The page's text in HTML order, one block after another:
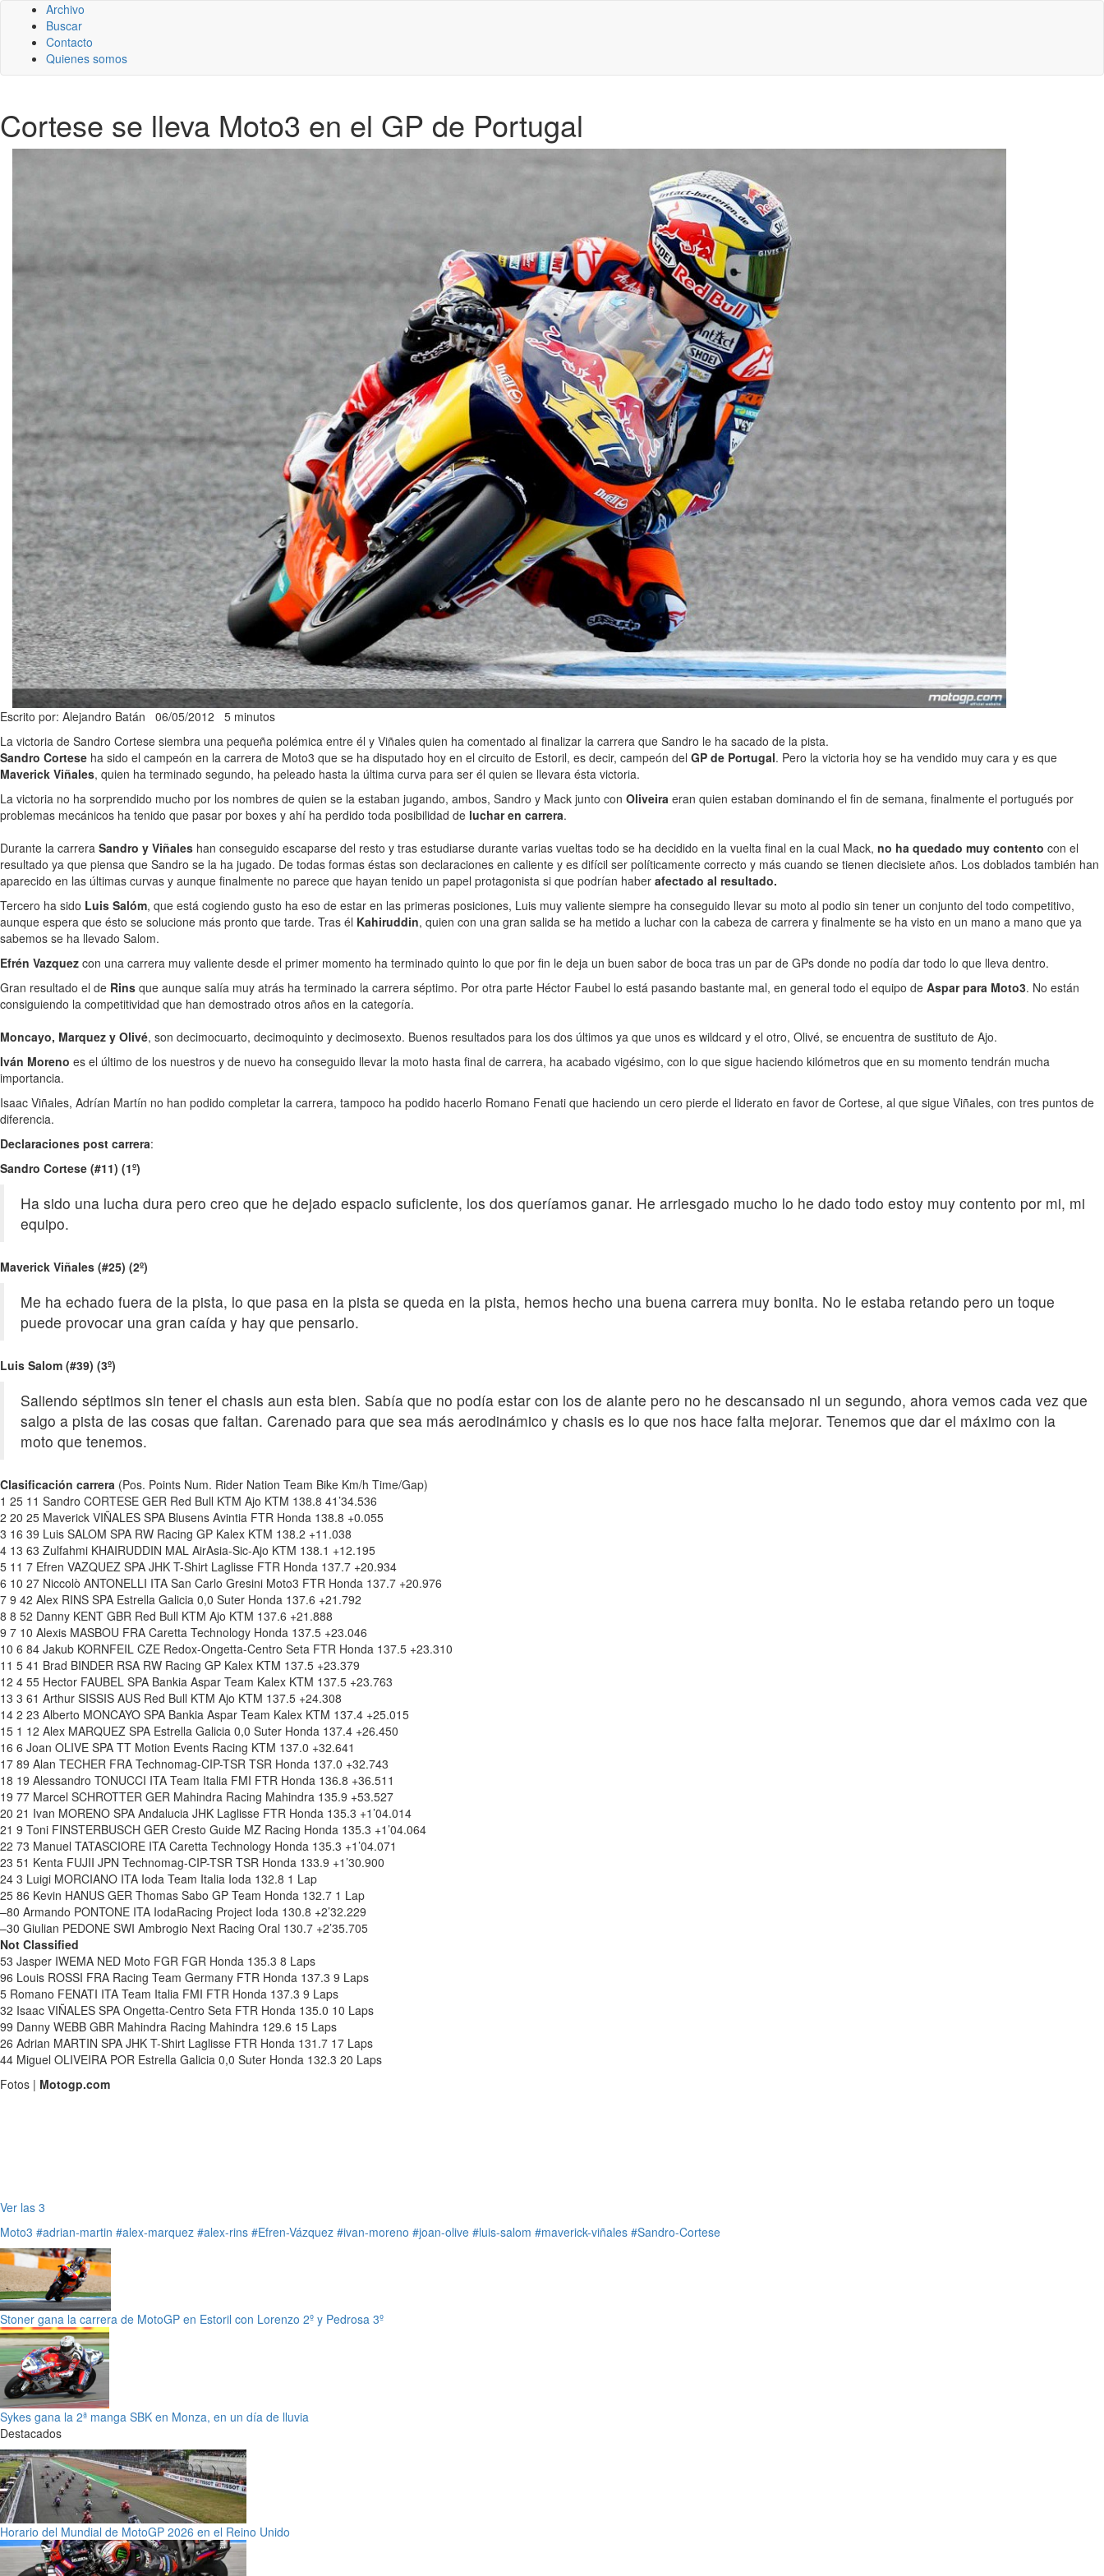
Archivo
Buscar
Contacto
Quienes somos
Cortese se lleva Moto3 en el GP de Portugal
Escrito por: Alejandro Batán 06/05/2012 5 minutos
La victoria de Sandro Cortese siembra una pequeña polémica entre él y Viñales quien ha comentado al finalizar la carrera que Sandro le ha sacado de la pista.
Sandro Cortese ha sido el campeón en la carrera de Moto3 que se ha disputado hoy en el circuito de Estoril, es decir, campeón del GP de Portugal. Pero la victoria hoy se ha vendido muy cara y es que
Maverick Viñales, quien ha terminado segundo, ha peleado hasta la última curva para ser él quien se llevara ésta victoria.
La victoria no ha sorprendido mucho por los nombres de quien se la estaban jugando, ambos, Sandro y Mack junto con Oliveira eran quien estaban dominando el fin de semana, finalmente el portugués por
problemas mecánicos ha tenido que pasar por boxes y ahí ha perdido toda posibilidad de luchar en carrera.
Durante la carrera Sandro y Viñales han conseguido escaparse del resto y tras estudiarse durante varias vueltas todo se ha decidido en la vuelta final en la cual Mack, no ha quedado muy contento con el
resultado ya que piensa que Sandro se la ha jugado. De todas formas éstas son declaraciones en caliente y es difícil ser políticamente correcto y más cuando se tienen diecisiete años. Los doblados también han
aparecido en las últimas curvas y aunque finalmente no parece que hayan tenido un papel protagonista si que podrían haber afectado al resultado.
Tercero ha sido Luis Salóm, que está cogiendo gusto ha eso de estar en las primeras posiciones, Luis muy valiente siempre ha conseguido llevar su moto al podio sin tener un conjunto del todo competitivo,
aunque espera que ésto se solucione más pronto que tarde. Tras él Kahiruddin, quien con una gran salida se ha metido a luchar con la cabeza de carrera y finalmente se ha visto en un mano a mano que ya
sabemos se ha llevado Salom.
Efrén Vazquez con una carrera muy valiente desde el primer momento ha terminado quinto lo que por fin le deja un buen sabor de boca tras un par de GPs donde no podía dar todo lo que lleva dentro.
Gran resultado el de Rins que aunque salía muy atrás ha terminado la carrera séptimo. Por otra parte Héctor Faubel lo está pasando bastante mal, en general todo el equipo de Aspar para Moto3. No están
consiguiendo la competitividad que han demostrado otros años en la categoría.
Moncayo, Marquez y Olivé, son decimocuarto, decimoquinto y decimosexto. Buenos resultados para los dos últimos ya que unos es wildcard y el otro, Olivé, se encuentra de sustituto de Ajo.
Iván Moreno es el último de los nuestros y de nuevo ha conseguido llevar la moto hasta final de carrera, ha acabado vigésimo, con lo que sigue haciendo kilómetros que en su momento tendrán mucha
importancia.
Isaac Viñales, Adrían Martín no han podido completar la carrera, tampoco ha podido hacerlo Romano Fenati que haciendo un cero pierde el liderato en favor de Cortese, al que sigue Viñales, con tres puntos de
diferencia.
Declaraciones post carrera:
Sandro Cortese (#11) (1º)
Ha sido una lucha dura pero creo que he dejado espacio suficiente, los dos queríamos ganar. He arriesgado mucho lo he dado todo estoy muy contento por mi, mi
equipo.
Maverick Viñales (#25) (2º)
Me ha echado fuera de la pista, lo que pasa en la pista se queda en la pista, hemos hecho una buena carrera muy bonita. No le estaba retando pero un toque
puede provocar una gran caída y hay que pensarlo.
Luis Salom (#39) (3º)
Saliendo séptimos sin tener el chasis aun esta bien. Sabía que no podía estar con los de alante pero no he descansado ni un segundo, ahora vemos cada vez que
salgo a pista de las cosas que faltan. Carenado para que sea más aerodinámico y chasis es lo que nos hace falta mejorar. Tenemos que dar el máximo con la
moto que tenemos.
Clasificación carrera (Pos. Points Num. Rider Nation Team Bike Km/h Time/Gap)
1 25 11 Sandro CORTESE GER Red Bull KTM Ajo KTM 138.8 41’34.536
2 20 25 Maverick VIÑALES SPA Blusens Avintia FTR Honda 138.8 +0.055
3 16 39 Luis SALOM SPA RW Racing GP Kalex KTM 138.2 +11.038
4 13 63 Zulfahmi KHAIRUDDIN MAL AirAsia-Sic-Ajo KTM 138.1 +12.195
5 11 7 Efren VAZQUEZ SPA JHK T-Shirt Laglisse FTR Honda 137.7 +20.934
6 10 27 Niccolò ANTONELLI ITA San Carlo Gresini Moto3 FTR Honda 137.7 +20.976
7 9 42 Alex RINS SPA Estrella Galicia 0,0 Suter Honda 137.6 +21.792
8 8 52 Danny KENT GBR Red Bull KTM Ajo KTM 137.6 +21.888
9 7 10 Alexis MASBOU FRA Caretta Technology Honda 137.5 +23.046
10 6 84 Jakub KORNFEIL CZE Redox-Ongetta-Centro Seta FTR Honda 137.5 +23.310
11 5 41 Brad BINDER RSA RW Racing GP Kalex KTM 137.5 +23.379
12 4 55 Hector FAUBEL SPA Bankia Aspar Team Kalex KTM 137.5 +23.763
13 3 61 Arthur SISSIS AUS Red Bull KTM Ajo KTM 137.5 +24.308
14 2 23 Alberto MONCAYO SPA Bankia Aspar Team Kalex KTM 137.4 +25.015
15 1 12 Alex MARQUEZ SPA Estrella Galicia 0,0 Suter Honda 137.4 +26.450
16 6 Joan OLIVE SPA TT Motion Events Racing KTM 137.0 +32.641
17 89 Alan TECHER FRA Technomag-CIP-TSR TSR Honda 137.0 +32.743
18 19 Alessandro TONUCCI ITA Team Italia FMI FTR Honda 136.8 +36.511
19 77 Marcel SCHROTTER GER Mahindra Racing Mahindra 135.9 +53.527
20 21 Ivan MORENO SPA Andalucia JHK Laglisse FTR Honda 135.3 +1’04.014
21 9 Toni FINSTERBUSCH GER Cresto Guide MZ Racing Honda 135.3 +1’04.064
22 73 Manuel TATASCIORE ITA Caretta Technology Honda 135.3 +1’04.071
23 51 Kenta FUJII JPN Technomag-CIP-TSR TSR Honda 133.9 +1’30.900
24 3 Luigi MORCIANO ITA Ioda Team Italia Ioda 132.8 1 Lap
25 86 Kevin HANUS GER Thomas Sabo GP Team Honda 132.7 1 Lap
–80 Armando PONTONE ITA IodaRacing Project Ioda 130.8 +2’32.229
–30 Giulian PEDONE SWI Ambrogio Next Racing Oral 130.7 +2’35.705
Not Classified
53 Jasper IWEMA NED Moto FGR FGR Honda 135.3 8 Laps
96 Louis ROSSI FRA Racing Team Germany FTR Honda 137.3 9 Laps
5 Romano FENATI ITA Team Italia FMI FTR Honda 137.3 9 Laps
32 Isaac VIÑALES SPA Ongetta-Centro Seta FTR Honda 135.0 10 Laps
99 Danny WEBB GBR Mahindra Racing Mahindra 129.6 15 Laps
26 Adrian MARTIN SPA JHK T-Shirt Laglisse FTR Honda 131.7 17 Laps
44 Miguel OLIVEIRA POR Estrella Galicia 0,0 Suter Honda 132.3 20 Laps
Fotos | Motogp.com
Ver las 3
Moto3 #adrian-martin #alex-marquez #alex-rins #Efren-Vázquez #ivan-moreno #joan-olive #luis-salom #maverick-viñales #Sandro-Cortese
Stoner gana la carrera de MotoGP en Estoril con Lorenzo 2º y Pedrosa 3º
Sykes gana la 2ª manga SBK en Monza, en un día de lluvia
Destacados
Horario del Mundial de MotoGP 2026 en el Reino Unido